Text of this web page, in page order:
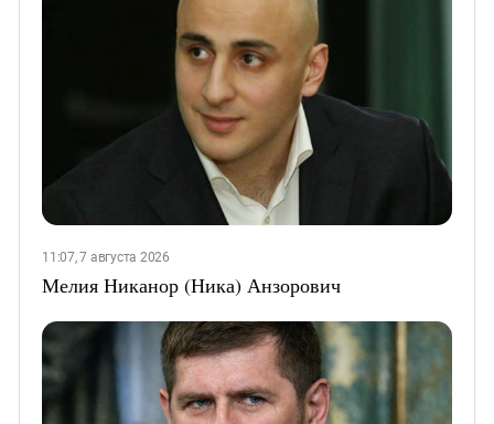
11:07, 7 августа 2026
Мелия Никанор (Ника) Анзорович